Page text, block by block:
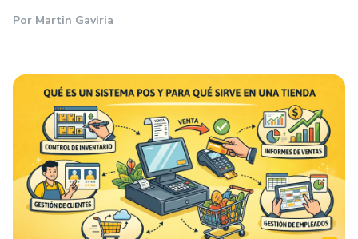
Por Martin Gaviria